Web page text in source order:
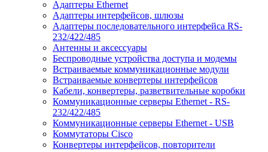
Адаптеры Ethernet
Адаптеры интерфейсов, шлюзы
Адаптеры последовательного интерфейса RS-
232/422/485
Антенны и аксессуары
Беспроводные устройства доступа и модемы
Встраиваемые коммуникационные модули
Встраиваемые конвертеры интерфейсов
Кабели, конвертеры, разветвительные коробки
Коммуникационные серверы Ethernet - RS-
232/422/485
Коммуникационные серверы Ethernet - USB
Коммутаторы Cisco
Конвертеры интерфейсов, повторители